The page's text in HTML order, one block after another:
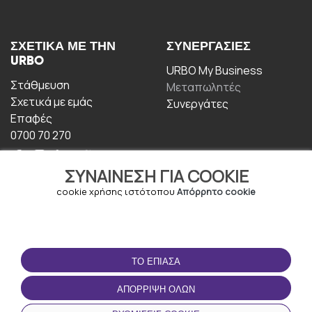
ΣΥΝΑΊΝΕΣΗ ΓΙΑ COOKIE
cookie χρήσης ιστότοπου Απόρρητο cookie
ΤΟ ΈΠΙΑΣΑ
ΑΠΌΡΡΙΨΗ ΌΛΩΝ
ΣΧΕΤΙΚΆ ΜΕ ΤΗΝ
URBO
Στάθμευση
Σχετικά με εμάς
Επαφές
0700 70 270
ΣΥΝΕΡΓΑΣΊΕΣ
URBO My Business
Μεταπωλητές
Συνεργάτες
ΟΡΟΙ ΧΡΉΣΗΣ
Οροι και Προϋποθέσεις
Πολιτική απορρήτου
ΚΑΤΕΒΆΣΤΕ ΤΗΝ
ΕΦΑΡΜΟΓΉ